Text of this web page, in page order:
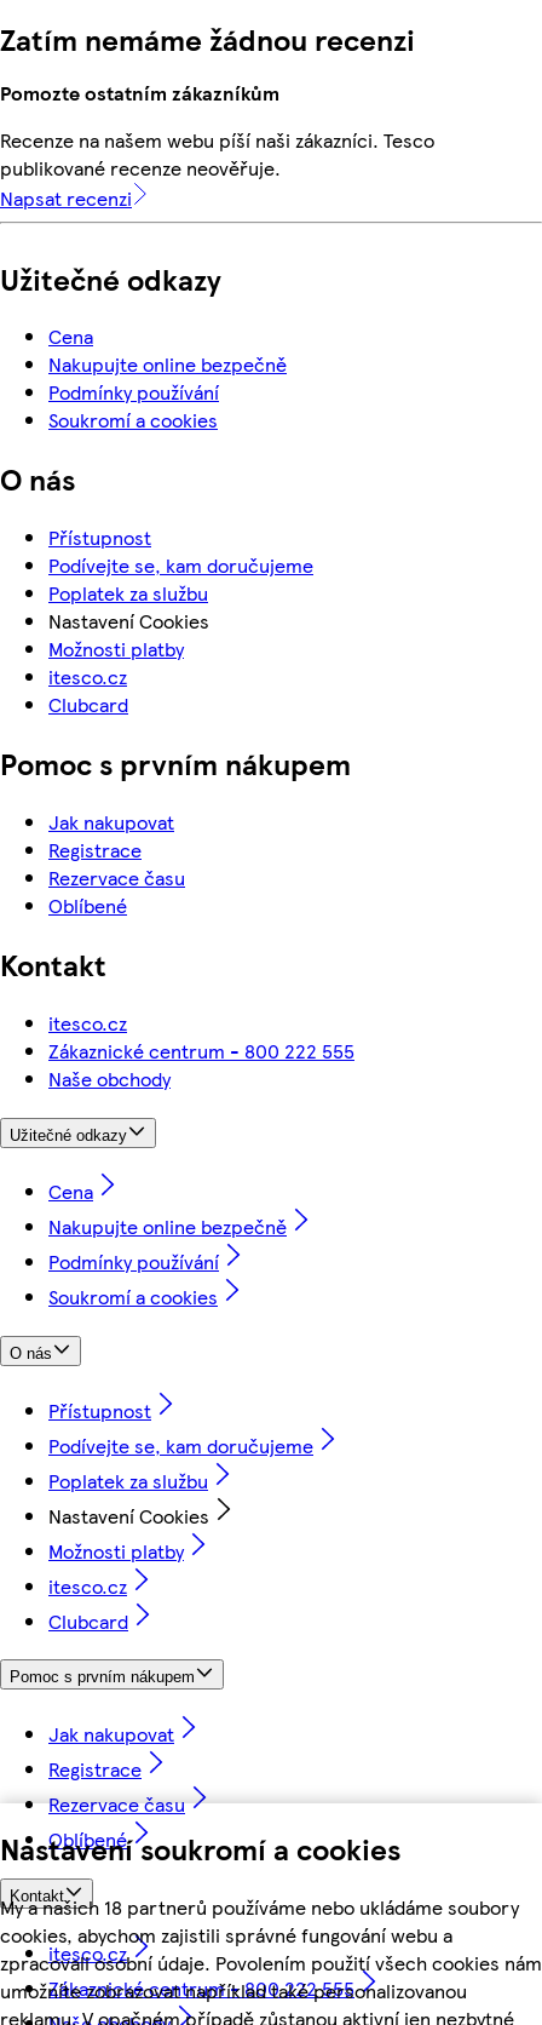
Nastavení soukromí a cookies
My a našich 18 partnerů používáme nebo ukládáme soubory
cookies, abychom zajistili správné fungování webu a
zpracovali osobní údaje. Povolením použití všech cookies nám
umožníte zobrazovat například také personalizovanou
reklamu. V opačném případě zůstanou aktivní jen nezbytné
Zatím nemáme žádnou recenzi
Pomozte ostatním zákazníkům
Recenze na našem webu píší naši zákazníci. Tesco
publikované recenze neověřuje.
Napsat recenzi
Užitečné odkazy
Cena
Nakupujte online bezpečně
Podmínky používání
Soukromí a cookies
O nás
Přístupnost
Podívejte se, kam doručujeme
Poplatek za službu
Nastavení Cookies
Možnosti platby
itesco.cz
Clubcard
Pomoc s prvním nákupem
Jak nakupovat
Registrace
Rezervace času
Oblíbené
Kontakt
itesco.cz
Zákaznické centrum - 800 222 555
Naše obchody
Užitečné odkazy
Cena
Nakupujte online bezpečně
Podmínky používání
Soukromí a cookies
O nás
Přístupnost
Podívejte se, kam doručujeme
Poplatek za službu
Nastavení Cookies
Možnosti platby
itesco.cz
Clubcard
Pomoc s prvním nákupem
Jak nakupovat
Registrace
Rezervace času
Oblíbené
Kontakt
itesco.cz
Zákaznické centrum - 800 222 555